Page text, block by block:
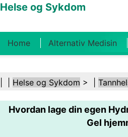
Helse og Sykdom
Home Alternativ Medisin
Kosthold Og Ernæring
Helsebransjen Psykisk
Helse og Sykdom > |
Hvordan lage din egen
Gel